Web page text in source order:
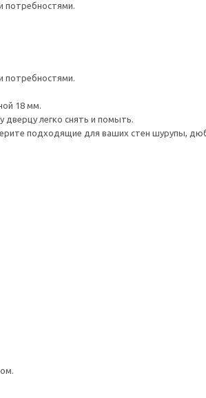
потребностями.
потребностями.
18 мм.
дверцу легко снять и помыть.
подходящие для ваших стен шурупы,